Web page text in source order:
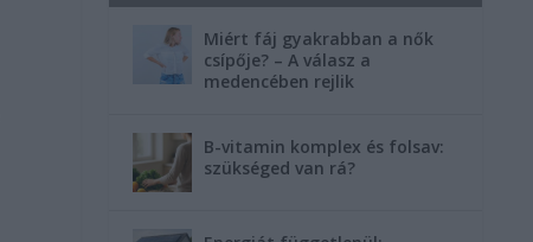
Miért fáj gyakrabban a nők
csípője? – A válasz a
medencében rejlik
B-vitamin komplex és folsav:
szükséged van rá?